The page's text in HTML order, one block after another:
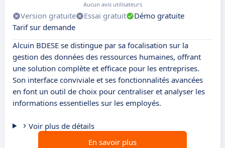
Aucun avis utilisateurs
Version gratuite Essai gratuit
Démo gratuite
Tarif sur demande
Alcuin BDESE se distingue par sa focalisation sur la
gestion des données des ressources humaines, offrant
une solution complète et efficace pour les entreprises.
Son interface conviviale et ses fonctionnalités avancées
en font un outil de choix pour centraliser et analyser les
informations essentielles sur les employés.
Voir plus de détails
En savoir plus